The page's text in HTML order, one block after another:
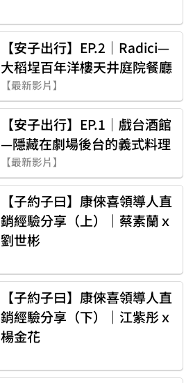
【安子出行】EP.2｜Radici—
大稻埕百年洋樓天井庭院餐廳
【最新影片】
【安子出行】EP.1｜戲台酒館
—隱藏在劇場後台的義式料理
【最新影片】
【子約子曰】康倈喜領導人直
銷經驗分享（上）｜蔡素蘭ｘ
劉世彬
【子約子曰】康倈喜領導人直
銷經驗分享（下）｜江紫彤ｘ
楊金花